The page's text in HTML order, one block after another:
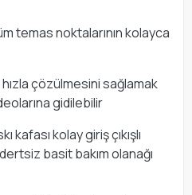
temas noktalarının kolayca
hızla çözülmesini sağlamak
gidilebilir
kafası kolay giriş çıkışlı
basit bakım olanağı